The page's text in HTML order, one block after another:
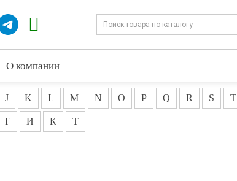
О компании
J K L M N O P Q R S T
Г И К Т